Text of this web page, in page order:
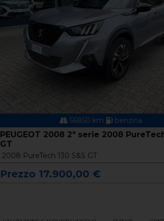
56850 km benzina
PEUGEOT 2008 2ª serie 2008
GT
2008 PureTech 130 S&S GT
Prezzo 17.900,00 €